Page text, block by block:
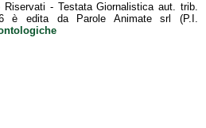
- Testata Giornalistica aut. trib.
è edita da Parole Animate srl (P.I.